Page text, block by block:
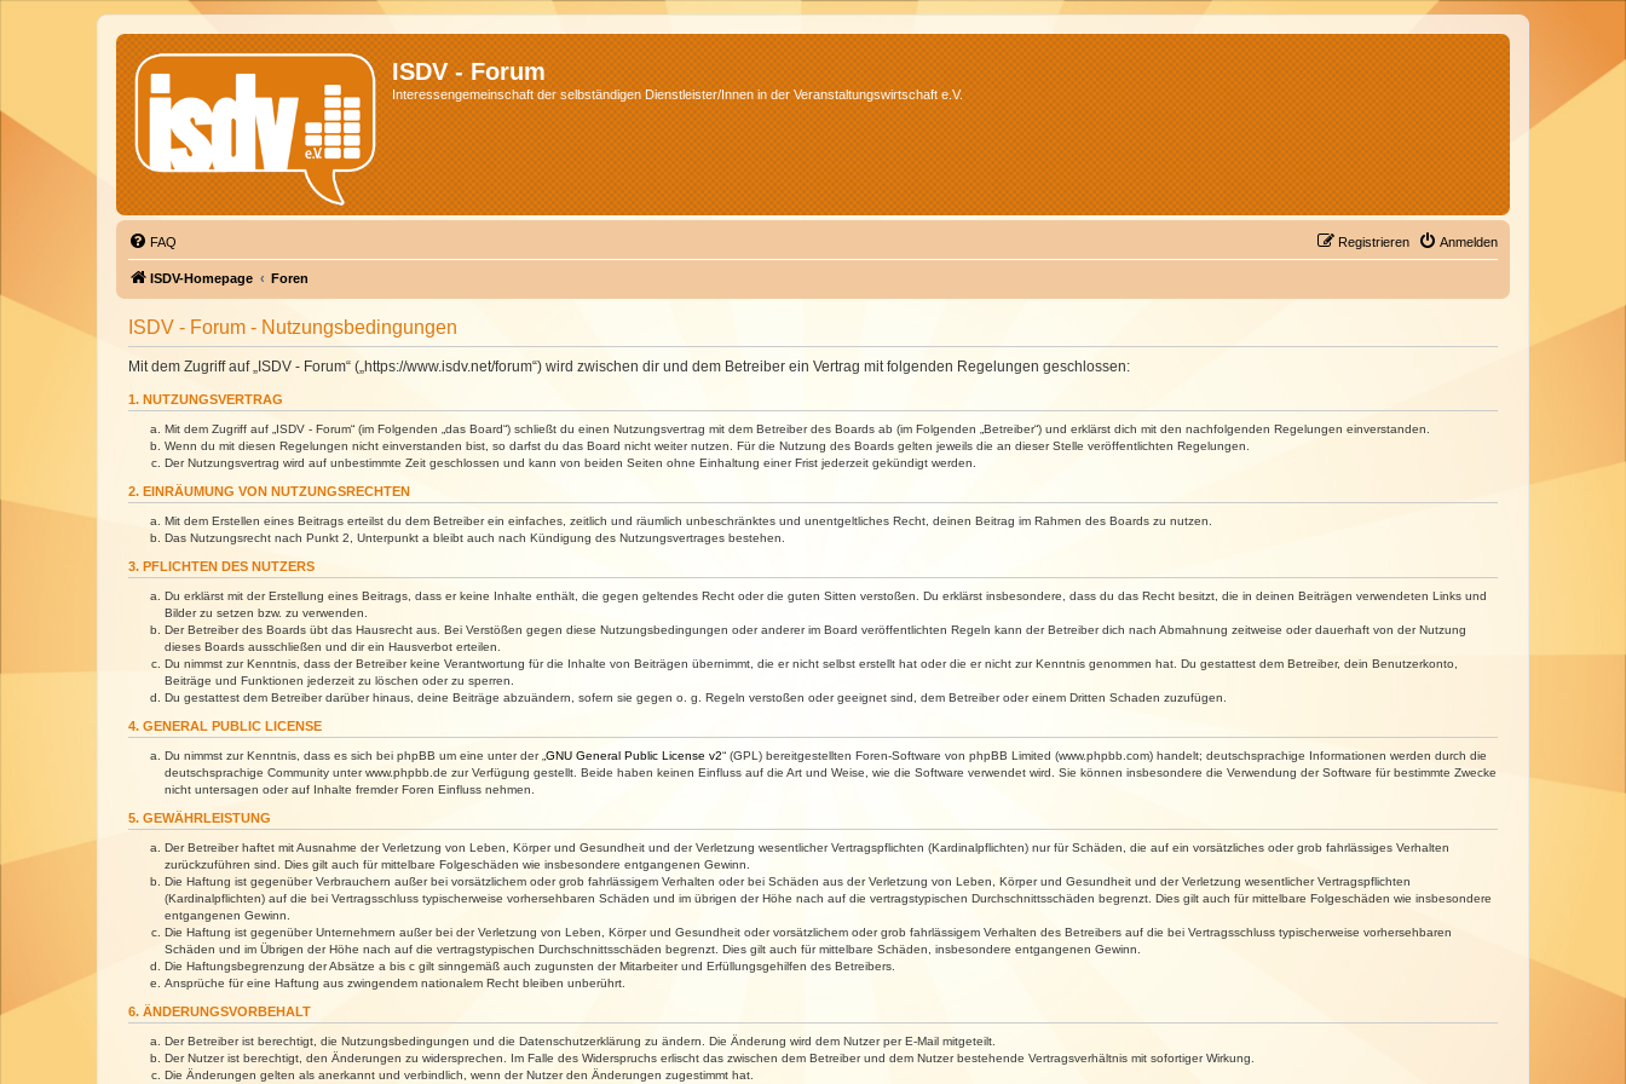
ISDV - Forum
Interessengemeinschaft der selbständigen Dienstleister/Innen in der Veranstaltungswirtschaft e.V.
FAQ Anmelden
Registrieren
ISDV-Homepage Foren
ISDV - Forum - Nutzungsbedingungen
Mit dem Zugriff auf „ISDV - Forum“ („https://www.isdv.net/forum“) wird zwischen dir und dem Betreiber ein Vertrag mit folgenden Regelungen geschlossen:
1. NUTZUNGSVERTRAG
Mit dem Zugriff auf „ISDV - Forum“ (im Folgenden „das Board“) schließt du einen Nutzungsvertrag mit dem Betreiber des Boards ab (im Folgenden „Betreiber“) und erklärst dich mit den nachfolgenden Regelungen einverstanden.
Wenn du mit diesen Regelungen nicht einverstanden bist, so darfst du das Board nicht weiter nutzen. Für die Nutzung des Boards gelten jeweils die an dieser Stelle veröffentlichten Regelungen.
Der Nutzungsvertrag wird auf unbestimmte Zeit geschlossen und kann von beiden Seiten ohne Einhaltung einer Frist jederzeit gekündigt werden.
2. EINRÄUMUNG VON NUTZUNGSRECHTEN
Mit dem Erstellen eines Beitrags erteilst du dem Betreiber ein einfaches, zeitlich und räumlich unbeschränktes und unentgeltliches Recht, deinen Beitrag im Rahmen des Boards zu nutzen.
Das Nutzungsrecht nach Punkt 2, Unterpunkt a bleibt auch nach Kündigung des Nutzungsvertrages bestehen.
3. PFLICHTEN DES NUTZERS
Du erklärst mit der Erstellung eines Beitrags, dass er keine Inhalte enthält, die gegen geltendes Recht oder die guten Sitten verstoßen. Du erklärst insbesondere, dass du das Recht besitzt, die in deinen Beiträgen verwendeten Links und
Bilder zu setzen bzw. zu verwenden.
Der Betreiber des Boards übt das Hausrecht aus. Bei Verstößen gegen diese Nutzungsbedingungen oder anderer im Board veröffentlichten Regeln kann der Betreiber dich nach Abmahnung zeitweise oder dauerhaft von der Nutzung
dieses Boards ausschließen und dir ein Hausverbot erteilen.
Du nimmst zur Kenntnis, dass der Betreiber keine Verantwortung für die Inhalte von Beiträgen übernimmt, die er nicht selbst erstellt hat oder die er nicht zur Kenntnis genommen hat. Du gestattest dem Betreiber, dein Benutzerkonto,
Beiträge und Funktionen jederzeit zu löschen oder zu sperren.
Du gestattest dem Betreiber darüber hinaus, deine Beiträge abzuändern, sofern sie gegen o. g. Regeln verstoßen oder geeignet sind, dem Betreiber oder einem Dritten Schaden zuzufügen.
4. GENERAL PUBLIC LICENSE
Du nimmst zur Kenntnis, dass es sich bei phpBB um eine unter der „ GNU General Public License v2“ (GPL) bereitgestellten Foren-Software von phpBB Limited (www.phpbb.com) handelt; deutschsprachige Informationen werden durch die
deutschsprachige Community unter www.phpbb.de zur Verfügung gestellt. Beide haben keinen Einfluss auf die Art und Weise, wie die Software verwendet wird. Sie können insbesondere die Verwendung der Software für bestimmte Zwecke
nicht untersagen oder auf Inhalte fremder Foren Einfluss nehmen.
5. GEWÄHRLEISTUNG
Der Betreiber haftet mit Ausnahme der Verletzung von Leben, Körper und Gesundheit und der Verletzung wesentlicher Vertragspflichten (Kardinalpflichten) nur für Schäden, die auf ein vorsätzliches oder grob fahrlässiges Verhalten
zurückzuführen sind. Dies gilt auch für mittelbare Folgeschäden wie insbesondere entgangenen Gewinn.
Die Haftung ist gegenüber Verbrauchern außer bei vorsätzlichem oder grob fahrlässigem Verhalten oder bei Schäden aus der Verletzung von Leben, Körper und Gesundheit und der Verletzung wesentlicher Vertragspflichten
(Kardinalpflichten) auf die bei Vertragsschluss typischerweise vorhersehbaren Schäden und im übrigen der Höhe nach auf die vertragstypischen Durchschnittsschäden begrenzt. Dies gilt auch für mittelbare Folgeschäden wie insbesondere
entgangenen Gewinn.
Die Haftung ist gegenüber Unternehmern außer bei der Verletzung von Leben, Körper und Gesundheit oder vorsätzlichem oder grob fahrlässigem Verhalten des Betreibers auf die bei Vertragsschluss typischerweise vorhersehbaren
Schäden und im Übrigen der Höhe nach auf die vertragstypischen Durchschnittsschäden begrenzt. Dies gilt auch für mittelbare Schäden, insbesondere entgangenen Gewinn.
Die Haftungsbegrenzung der Absätze a bis c gilt sinngemäß auch zugunsten der Mitarbeiter und Erfüllungsgehilfen des Betreibers.
Ansprüche für eine Haftung aus zwingendem nationalem Recht bleiben unberührt.
6. ÄNDERUNGSVORBEHALT
Der Betreiber ist berechtigt, die Nutzungsbedingungen und die Datenschutzerklärung zu ändern. Die Änderung wird dem Nutzer per E-Mail mitgeteilt.
Der Nutzer ist berechtigt, den Änderungen zu widersprechen. Im Falle des Widerspruchs erlischt das zwischen dem Betreiber und dem Nutzer bestehende Vertragsverhältnis mit sofortiger Wirkung.
Die Änderungen gelten als anerkannt und verbindlich, wenn der Nutzer den Änderungen zugestimmt hat.